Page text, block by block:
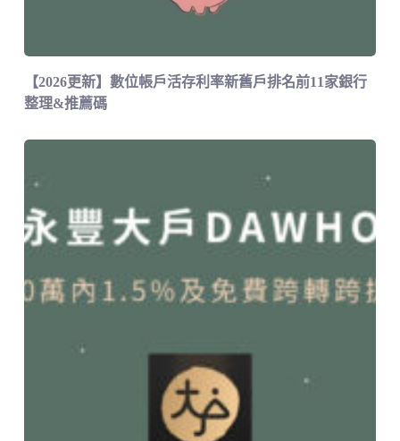
【2026更新】數位帳戶活存利率新舊戶排名前11家銀行
整理&推薦碼